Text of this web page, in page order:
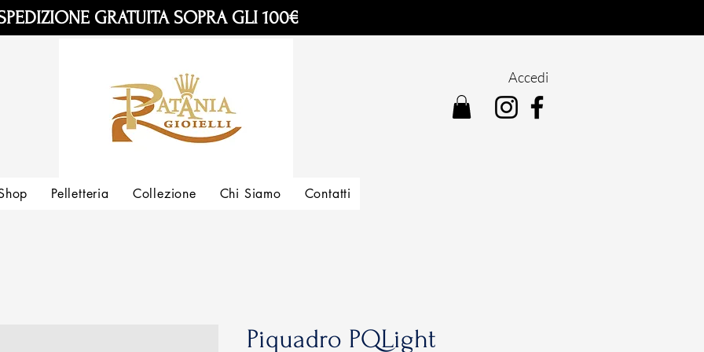
GRATUITA SOPRA GLI 100€
Accedi
Piquadro PQLight
Pelletteria Collezione Chi Siamo Contatti